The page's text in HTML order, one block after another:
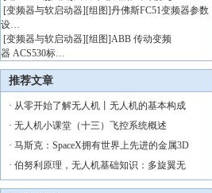
[变频器与软启动器][组图]丹佛斯FC51变频器参数
设…
[变频器与软启动器][组图]ABB 传动变频
器 ACS530标…
推荐文章
· 从零开始了解无人机丨无人机的基本构成
· 无人机小课堂（十三）飞控系统概述
· 马斯克：SpaceX拥有世界上先进的金属3D
· 伯努利原理，无人机基础知识：多旋翼无